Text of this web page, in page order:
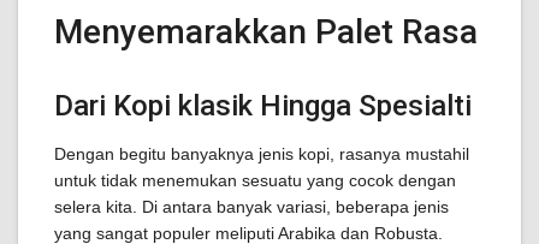
Menyemarakkan Palet Rasa
Dari Kopi klasik Hingga Spesialti
Dengan begitu banyaknya jenis kopi, rasanya mustahil
untuk tidak menemukan sesuatu yang cocok dengan
selera kita. Di antara banyak variasi, beberapa jenis
yang sangat populer meliputi Arabika dan Robusta.